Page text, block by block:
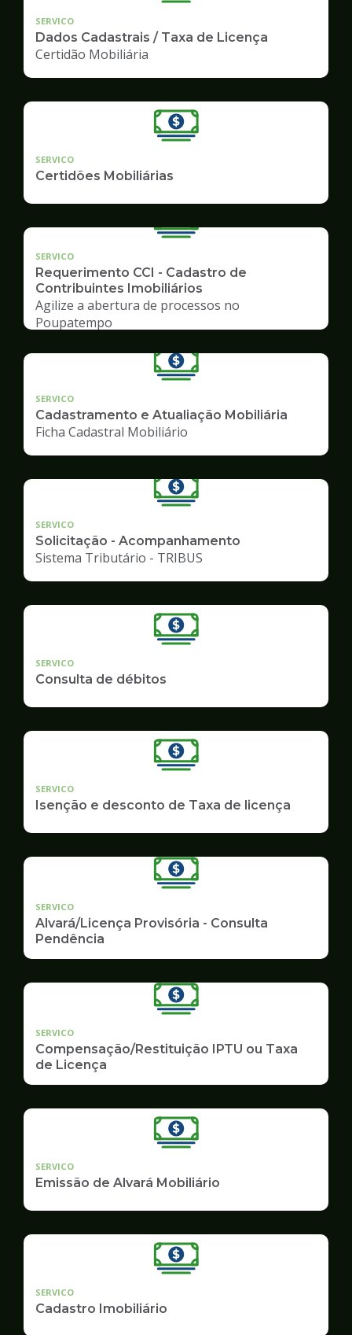
SERVICO
Dados Cadastrais / Taxa de Licença
Certidão Mobiliária
SERVICO
Certidões Mobiliárias
SERVICO
Requerimento CCI - Cadastro de
Contribuintes Imobiliários
Agilize a abertura de processos no
Poupatempo
SERVICO
Cadastramento e Atualiação Mobiliária
Ficha Cadastral Mobiliário
SERVICO
Solicitação - Acompanhamento
Sistema Tributário - TRIBUS
SERVICO
Consulta de débitos
SERVICO
Isenção e desconto de Taxa de licença
SERVICO
Alvará/Licença Provisória - Consulta
Pendência
SERVICO
Compensação/Restituição IPTU ou Taxa
de Licença
SERVICO
Emissão de Alvará Mobiliário
SERVICO
Cadastro Imobiliário